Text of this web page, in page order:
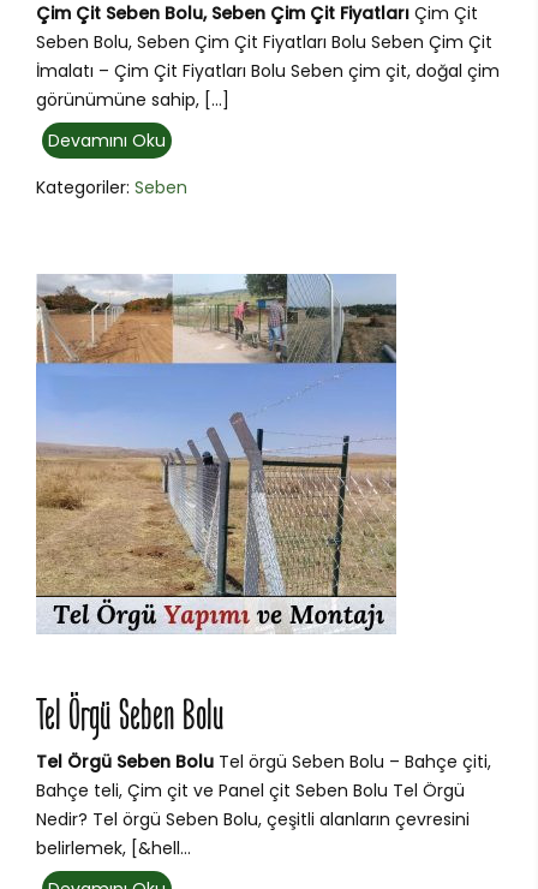
Çim Çit Seben Bolu, Seben Çim Çit Fiyatları Çim Çit
Seben Bolu, Seben Çim Çit Fiyatları Bolu Seben Çim Çit
İmalatı – Çim Çit Fiyatları Bolu Seben çim çit, doğal çim
görünümüne sahip, […]
Devamını Oku
Kategoriler: Seben
Tel Örgü Seben Bolu
Tel Örgü Seben Bolu Tel örgü Seben Bolu – Bahçe çiti,
Bahçe teli, Çim çit ve Panel çit Seben Bolu Tel Örgü
Nedir? Tel örgü Seben Bolu, çeşitli alanların çevresini
belirlemek, [&hell...